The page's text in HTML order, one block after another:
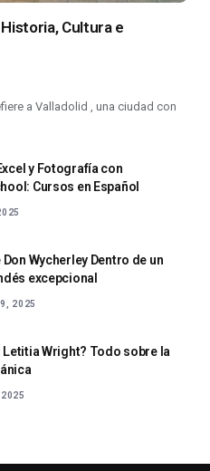
Cultura e
a Valladolid , una ciudad con
y Fotografía con
Cursos en Español
Don Wycherley Dentro de un
excepcional
2025
Letitia Wright? Todo sobre la